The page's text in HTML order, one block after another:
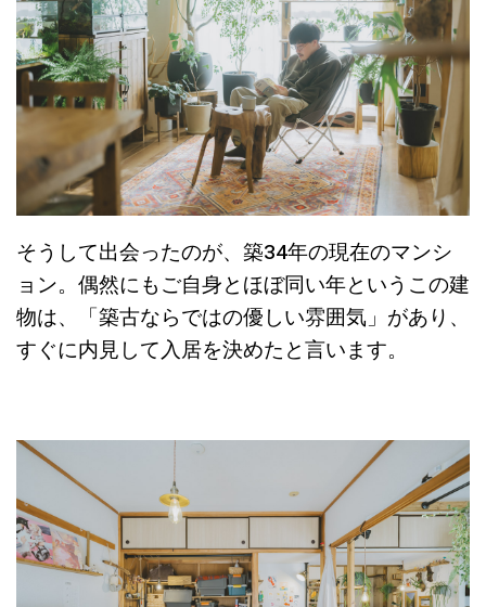
そうして出会ったのが、築34年の現在のマンシ
ョン。偶然にもご自身とほぼ同い年というこの建
物は、「築古ならではの優しい雰囲気」があり、
すぐに内見して入居を決めたと言います。